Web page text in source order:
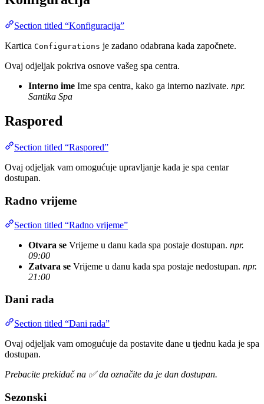
Section titled “Konfiguracija”
Kartica Configurations je zadano odabrana kada započnete.
Ovaj odjeljak pokriva osnove vašeg spa centra.
Interno ime Ime spa centra, kako ga interno nazivate. npr.
Santika Spa
Raspored
Section titled “Raspored”
Ovaj odjeljak vam omogućuje upravljanje kada je spa centar
dostupan.
Radno vrijeme
Section titled “Radno vrijeme”
Otvara se Vrijeme u danu kada spa postaje dostupan. npr.
09:00
Zatvara se Vrijeme u danu kada spa postaje nedostupan. npr.
21:00
Dani rada
Section titled “Dani rada”
Ovaj odjeljak vam omogućuje da postavite dane u tjednu kada je spa
dostupan.
Prebacite prekidač na ✅ da označite da je dan dostupan.
Sezonski